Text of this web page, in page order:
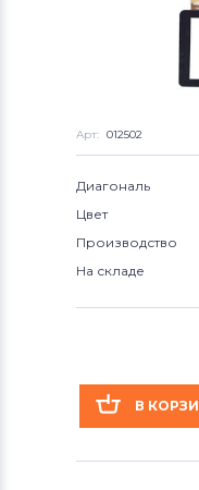
Арт: 012502
Диагональ
Цвет
Производство
На складе